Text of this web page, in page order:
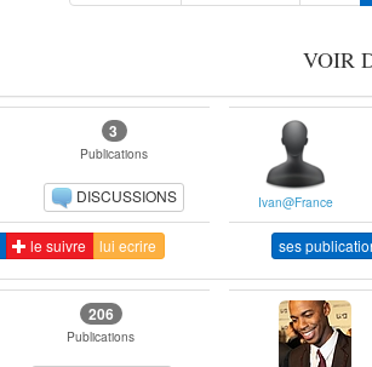
VOIR
3
Publications
DISCUSSIONS
le suivre lui ecrire
Ivan@France
ses
206
Publications